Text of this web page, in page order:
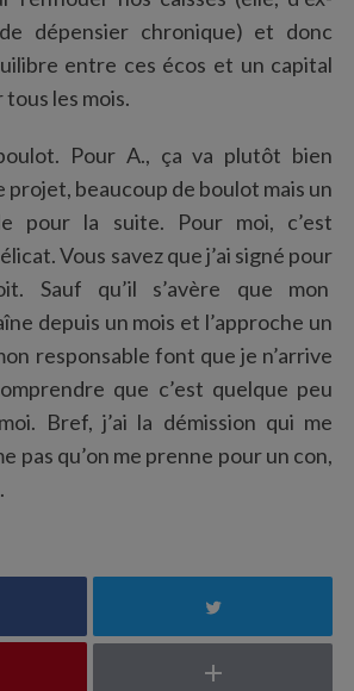
dépensier chronique) et donc
entre ces écos et un capital
les mois.
Pour A., ça va plutôt bien
projet, beaucoup de boulot mais un
pour la suite. Pour moi, c’est
Vous savez que j’ai signé pour
Sauf qu’il s’avère que mon
depuis un mois et l’approche un
responsable font que je n’arrive
que c’est quelque peu
Bref, j’ai la démission qui me
pas qu’on me prenne pour un con,